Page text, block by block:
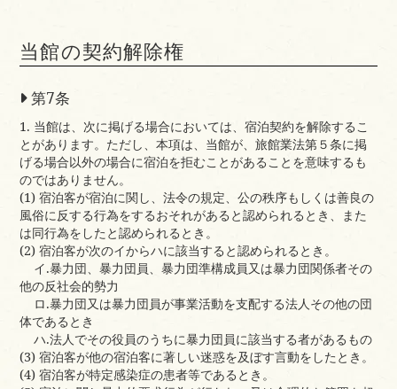
当館の契約解除権
第7条
1. 当館は、次に掲げる場合においては、宿泊契約を解除するこ
とがあります。ただし、本項は、当館が、旅館業法第５条に掲
げる場合以外の場合に宿泊を拒むことがあることを意味するも
のではありません。
(1) 宿泊客が宿泊に関し、法令の規定、公の秩序もしくは善良の
風俗に反する行為をするおそれがあると認められるとき、また
は同行為をしたと認められるとき。
(2) 宿泊客が次のイからハに該当すると認められるとき。
イ.暴力団、暴力団員、暴力団準構成員又は暴力団関係者その
他の反社会的勢力
ロ.暴力団又は暴力団員が事業活動を支配する法人その他の団
体であるとき
ハ.法人でその役員のうちに暴力団員に該当する者があるもの
(3) 宿泊客が他の宿泊客に著しい迷惑を及ぼす言動をしたとき。
(4) 宿泊客が特定感染症の患者等であるとき。